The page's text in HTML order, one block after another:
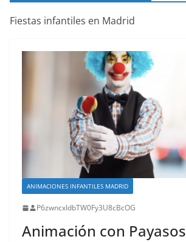
Fiestas infantiles en Madrid
ANIMACIONES INFANTILES MADRID
P6zwncxIdbTW0Fy3U8cBcOG
Animación con Payasos